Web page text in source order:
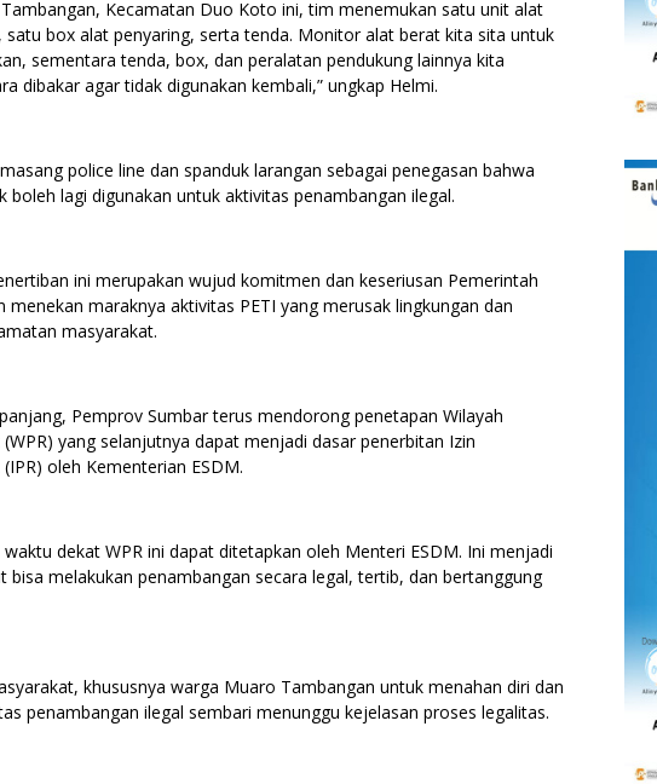
Kecamatan Duo Koto ini, tim menemukan satu unit alat
box alat penyaring, serta tenda. Monitor alat berat kita sita untuk
sementara tenda, box, dan peralatan pendukung lainnya kita
dibakar agar tidak digunakan kembali,” ungkap Helmi.
police line dan spanduk larangan sebagai penegasan bahwa
boleh lagi digunakan untuk aktivitas penambangan ilegal.
ini merupakan wujud komitmen dan keseriusan Pemerintah
menekan maraknya aktivitas PETI yang merusak lingkungan dan
masyarakat.
Pemprov Sumbar terus mendorong penetapan Wilayah
yang selanjutnya dapat menjadi dasar penerbitan Izin
oleh Kementerian ESDM.
dekat WPR ini dapat ditetapkan oleh Menteri ESDM. Ini menjadi
bisa melakukan penambangan secara legal, tertib, dan bertanggung
khususnya warga Muaro Tambangan untuk menahan diri dan
penambangan ilegal sembari menunggu kejelasan proses legalitas.